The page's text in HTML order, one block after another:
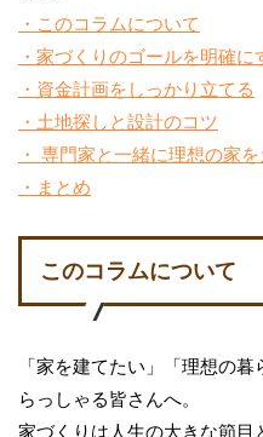
・このコラムについて
・家づくりのゴールを明確に
・資金計画をしっかり立てる
・土地探しと設計のコツ
・ 専門家と一緒に理想の家
・まとめ
このコラムについて
「家を建てたい」「理想の
らっしゃる皆さんへ。
家づくりは人生の大きな節